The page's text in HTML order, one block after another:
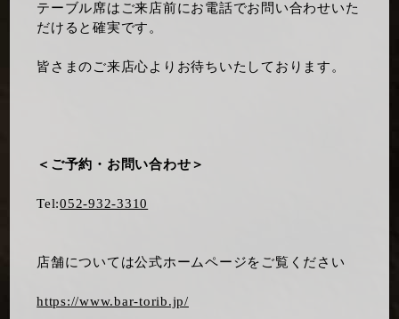
テーブル席はご来店前にお電話でお問い合わせいた
だけると確実です。
皆さまのご来店心よりお待ちいたしております。
＜ご予約・お問い合わせ＞
Tel:052-932-3310
店舗については公式ホームページをご覧ください
https://www.bar-torib.jp/